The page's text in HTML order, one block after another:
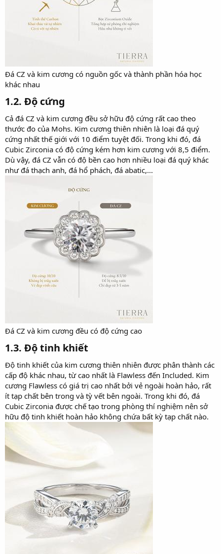
Đá CZ và kim cương có nguồn gốc và thành phần hóa học
khác nhau
1.2. Độ cứng​
Cả đá CZ và kim cương đều sở hữu độ cứng rất cao theo
thước đo của Mohs. Kim cương thiên nhiên là loại đá quý
cứng nhất thế giới với 10 điểm tuyệt đối. Trong khi đó, đá
Cubic Zirconia có độ cứng kém hơn kim cương với 8,5 điểm.
Dù vậy, đá CZ vẫn có độ bền cao hơn nhiều loại đá quý khác
như đá thạch anh, đá hổ phách, đá abatic,...
Đá CZ và kim cương đều có độ cứng cao
1.3. Độ tinh khiết​
Độ tinh khiết của kim cương thiên nhiên được phân thành các
cấp độ khác nhau, từ cao nhất là Flawless đến Included. Kim
cương Flawless có giá trị cao nhất bởi vẻ ngoài hoàn hảo, rất
ít tạp chất bên trong và tỳ vết bên ngoài. Trong khi đó, đá
Cubic Zirconia được chế tạo trong phòng thí nghiệm nên sở
hữu độ tinh khiết hoàn hảo không chứa bất kỳ tạp chất nào.